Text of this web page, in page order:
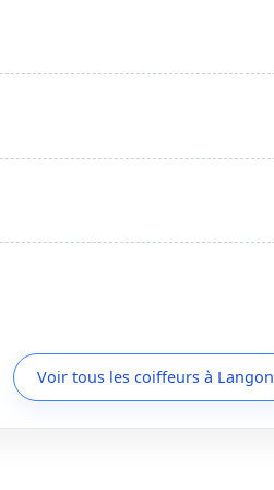
Voir tous les coiffeurs à Langon